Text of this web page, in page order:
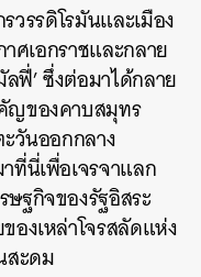
รดิโรมันและเมือง
ศเอกราชและกลาย
ฟี่’ ซึ่งต่อมาได้กลาย
ญของคาบสมุทร
วันออกกลาง
ที่นี่เพื่อเจรจาแลก
ฐกิจของรัฐอิสระ
องเหล่าโจรสลัดแห่ง
สะดม